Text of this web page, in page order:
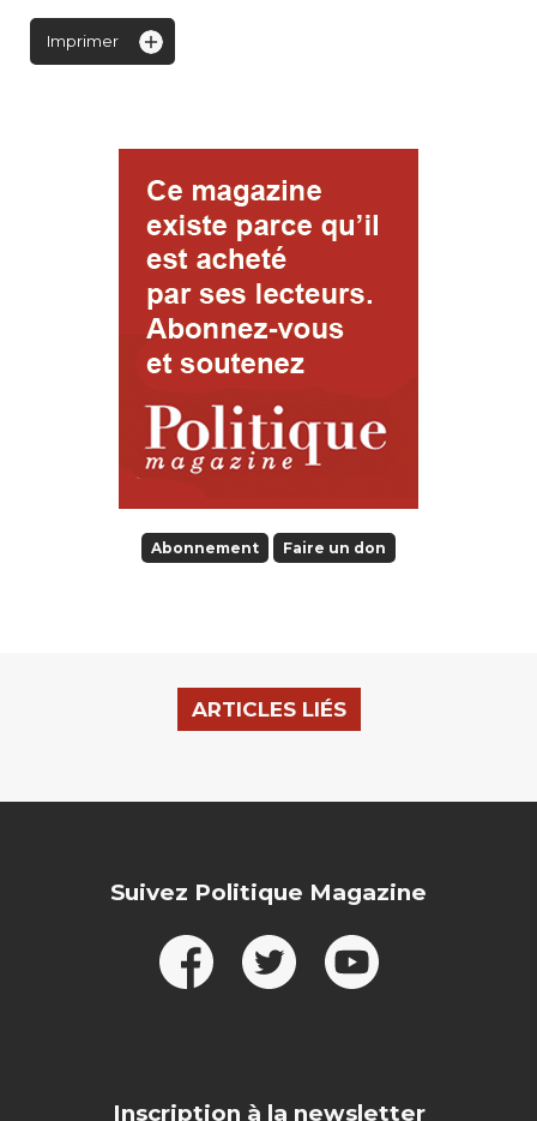
Imprimer
Abonnement Faire un don
ARTICLES LIÉS
Suivez Politique Magazine
Inscription à la newsletter